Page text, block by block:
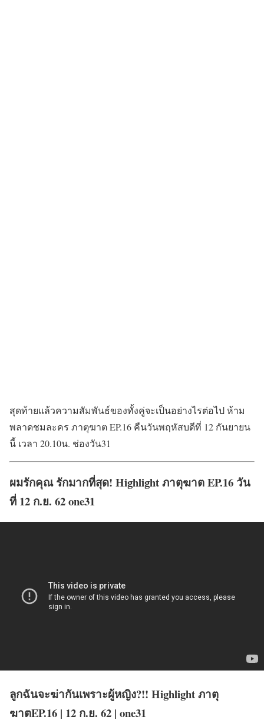
สุดท้ายแล้วความสัมพันธ์ของทั้งคู่จะเป็นอย่างไรต่อไป ห้าม
พลาดชมละคร ภาตุฆาต EP.16 คืนวันพฤหัสบดีที่ 12 กันยายน
นี้ เวลา 20.10น. ช่องวัน31
ผมรักคุณ รักมากที่สุด! Highlight ภาตุฆาต EP.16 วัน
ที่ 12 ก.ย. 62 one31
ลูกฉันจะฆ่ากันเพราะผู้หญิง?!! Highlight ภาตุ
ฆาตEP.16 | 12 ก.ย. 62 | one31